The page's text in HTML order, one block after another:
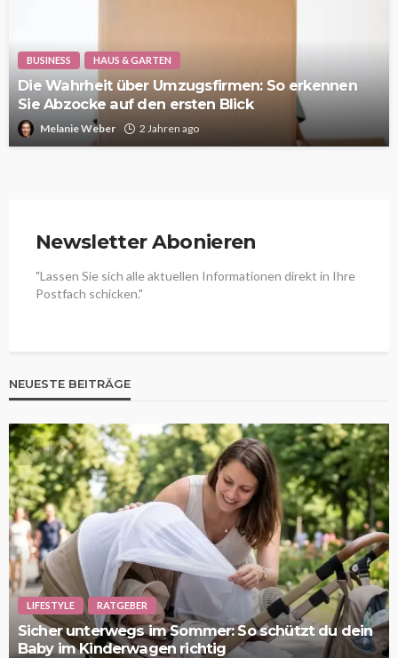
BUSINESS HAUS & GARTEN
Die Wahrheit über Umzugsfirmen: So erkennen
Sie Abzocke auf den ersten Blick
Melanie Weber 2 Jahren ago
Newsletter Abonieren
"Lassen Sie sich alle aktuellen Informationen direkt in Ihre
Postfach schicken."
NEUESTE BEITRÄGE
LIFESTYLE RATGEBER
Sicher unterwegs im Sommer: So schützt du dein
Baby im Kinderwagen richtig